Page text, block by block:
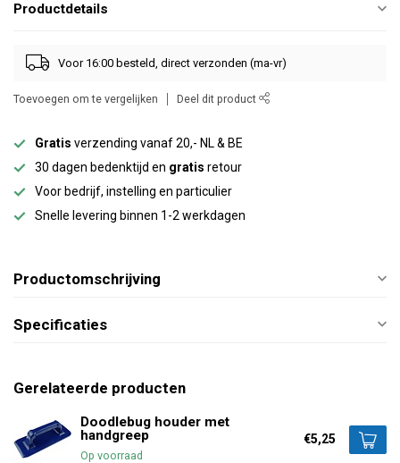
Productdetails
Voor 16:00 besteld, direct verzonden (ma-vr)
Toevoegen om te vergelijken Deel dit product
Gratis verzending vanaf 20,- NL & BE
30 dagen bedenktijd en gratis retour
Voor bedrijf, instelling en particulier
Snelle levering binnen 1-2 werkdagen
Productomschrijving
Specificaties
Gerelateerde producten
Doodlebug houder met
handgreep
Op voorraad
€5,25